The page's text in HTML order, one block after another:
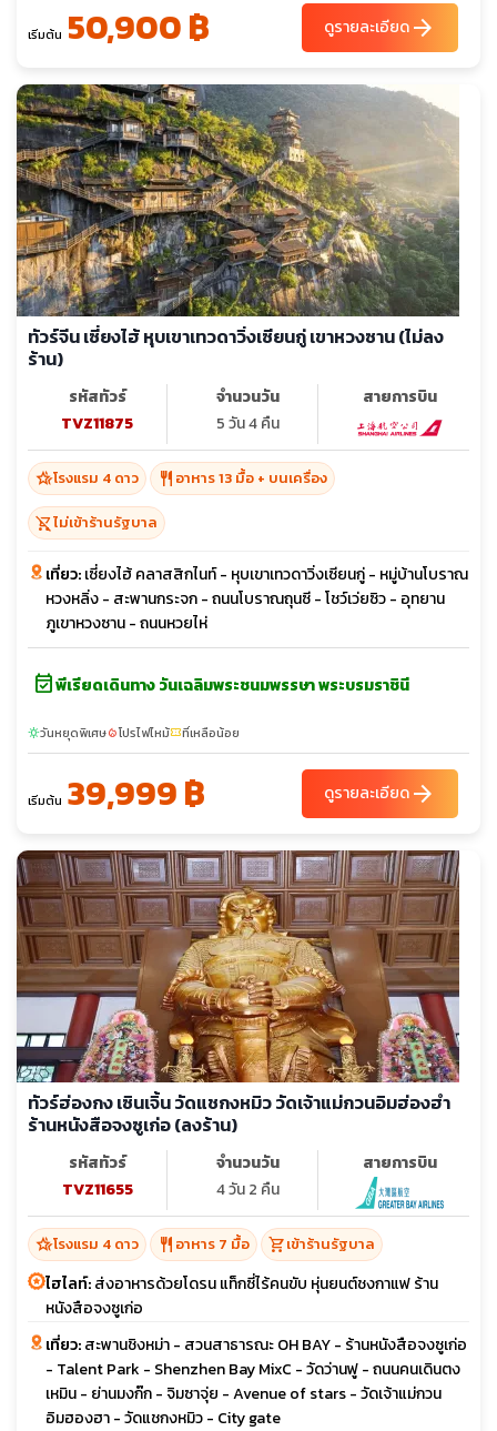
เริ่มต้น 50,900 ฿ ดูรายละเอียดarrow_forward
ทัวร์จีน เซี่ยงไฮ้ หุบเขาเทวดาวิ่งเซียนกู่ เขาหวงซาน (ไม่ลง
ร้าน)
รหัสทัวร์
TVZ11875
จำนวนวัน
5 วัน 4 คืน
สายการบิน
hotel_classโรงแรม 4 ดาว restaurant อาหาร 13 มื้อ + บนเครื่อง
shopping_cart_offไม่เข้าร้านรัฐบาล
เที่ยว:เซี่ยงไฮ้ คลาสสิกไนท์ - หุบเขาเทวดาวิ่งเซียนกู่ - หมู่บ้านโบราณ
หวงหลิ่ง - สะพานกระจก - ถนนโบราณถุนซี - โชว์เว่ยซิว - อุทยาน
ภูเขาหวงซาน - ถนนหวยไห่
event_availableพีเรียดเดินทาง วันเฉลิมพระชนมพรรษา พระบรมราชินี
sunnyวันหยุดพิเศษlocal_fire_departmentโปรไฟไหม้confirmation_numberที่เหลือน้อย
เริ่มต้น 39,999 ฿ ดูรายละเอียดarrow_forward
ทัวร์ฮ่องกง เซินเจิ้น วัดแชกงหมิว วัดเจ้าแม่กวนอิมฮ่องฮำ
ร้านหนังสือจงซูเก่อ (ลงร้าน)
รหัสทัวร์
TVZ11655
จำนวนวัน
4 วัน 2 คืน
สายการบิน
hotel_classโรงแรม 4 ดาว restaurant อาหาร 7 มื้อ shopping_cartเข้าร้านรัฐบาล
ไฮไลท์:ส่งอาหารด้วยโดรน แท็กซี่ไร้คนขับ หุ่นยนต์ชงกาแฟ ร้าน
หนังสือจงซูเก่อ
เที่ยว:สะพานชิงหม่า - สวนสาธารณะ OH BAY - ร้านหนังสือจงซูเก่อ
- Talent Park - Shenzhen Bay MixC - วัดว่านฟู - ถนนคนเดินตง
เหมิน - ย่านมงก๊ก - จิมซาจุ่ย - Avenue of stars - วัดเจ้าแม่กวน
อิมฮองฮา - วัดแชกงหมิว - City gate